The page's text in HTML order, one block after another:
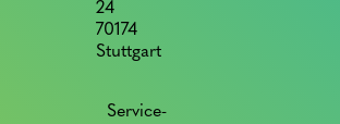
24
70174
Stuttgart
Service-